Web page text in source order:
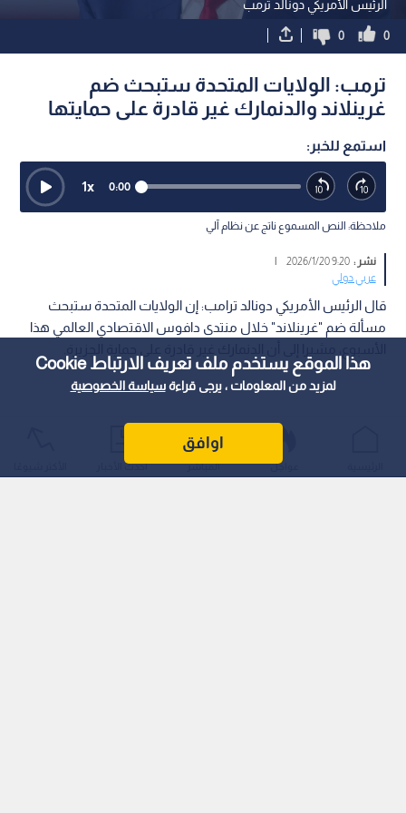
هذا الموقع يستخدم ملف تعريف الارتباط Cookie
لمزيد من المعلومات ، يرجى قراءةسياسة الخصوصية
اوافق
الرئيس الأمريكي دونالد ترمب
0
0
ترمب: الولايات المتحدة ستبحث ضم
غرينلاند والدنمارك غير قادرة على حمايتها
استمع للخبر:
0:00
1x
ملاحظة: النص المسموع ناتج عن نظام آلي
نشر :9:20 2026/1/20
|
عربي دولي
قال الرئيس الأمريكي دونالد ترامب: إن الولايات المتحدة ستبحث
مسألة ضم "غرينلاند" خلال منتدى دافوس الاقتصادي العالمي هذا
عواجل المباشر أحدث الأخبار